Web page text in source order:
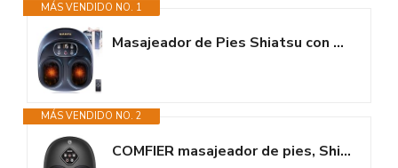
MÁS VENDIDO NO. 1
Masajeador de Pies Shiatsu con Calor y Compresión de Aire, Control Remoto,...
MÁS VENDIDO NO. 2
COMFIER masajeador de pies, Shiatsu masaje de pies con función...